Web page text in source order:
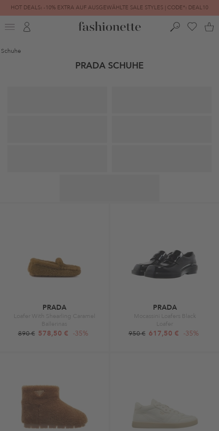
HOT DEALS: -10% EXTRA AUF AUSGEWÄHLTE SALE STYLES | CODE*: DEAL10
FINAL SALE | BIS ZU -80% REDUZIERT
Schuhe
PRADA SCHUHE
PRADA
Loafer With Shearling Caramel
Ballerinas
890 € 578,50 € -35%
PRADA
Mocassini Loafers Black
Loafer
950 € 617,50 € -35%